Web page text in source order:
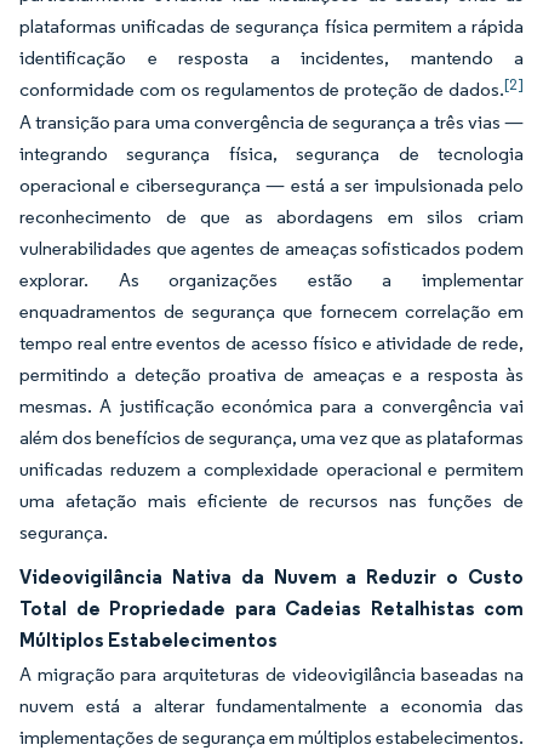
plataformas unificadas de segurança física permitem a rápida
identificação e resposta a incidentes, mantendo a
conformidade com os regulamentos de proteção de dados.[2]
A transição para uma convergência de segurança a três vias —
integrando segurança física, segurança de tecnologia
operacional e cibersegurança — está a ser impulsionada pelo
reconhecimento de que as abordagens em silos criam
vulnerabilidades que agentes de ameaças sofisticados podem
explorar. As organizações estão a implementar
enquadramentos de segurança que fornecem correlação em
tempo real entre eventos de acesso físico e atividade de rede,
permitindo a deteção proativa de ameaças e a resposta às
mesmas. A justificação económica para a convergência vai
além dos benefícios de segurança, uma vez que as plataformas
unificadas reduzem a complexidade operacional e permitem
uma afetação mais eficiente de recursos nas funções de
segurança.
Videovigilância Nativa da Nuvem a Reduzir o Custo
Total de Propriedade para Cadeias Retalhistas com
Múltiplos Estabelecimentos
A migração para arquiteturas de videovigilância baseadas na
nuvem está a alterar fundamentalmente a economia das
implementações de segurança em múltiplos estabelecimentos.